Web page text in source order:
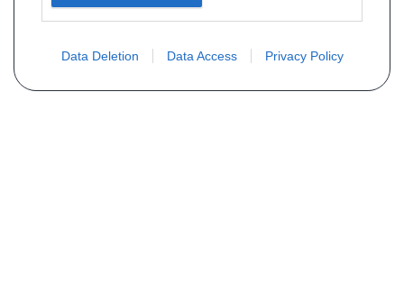
Data Deletion Data Access Privacy Policy